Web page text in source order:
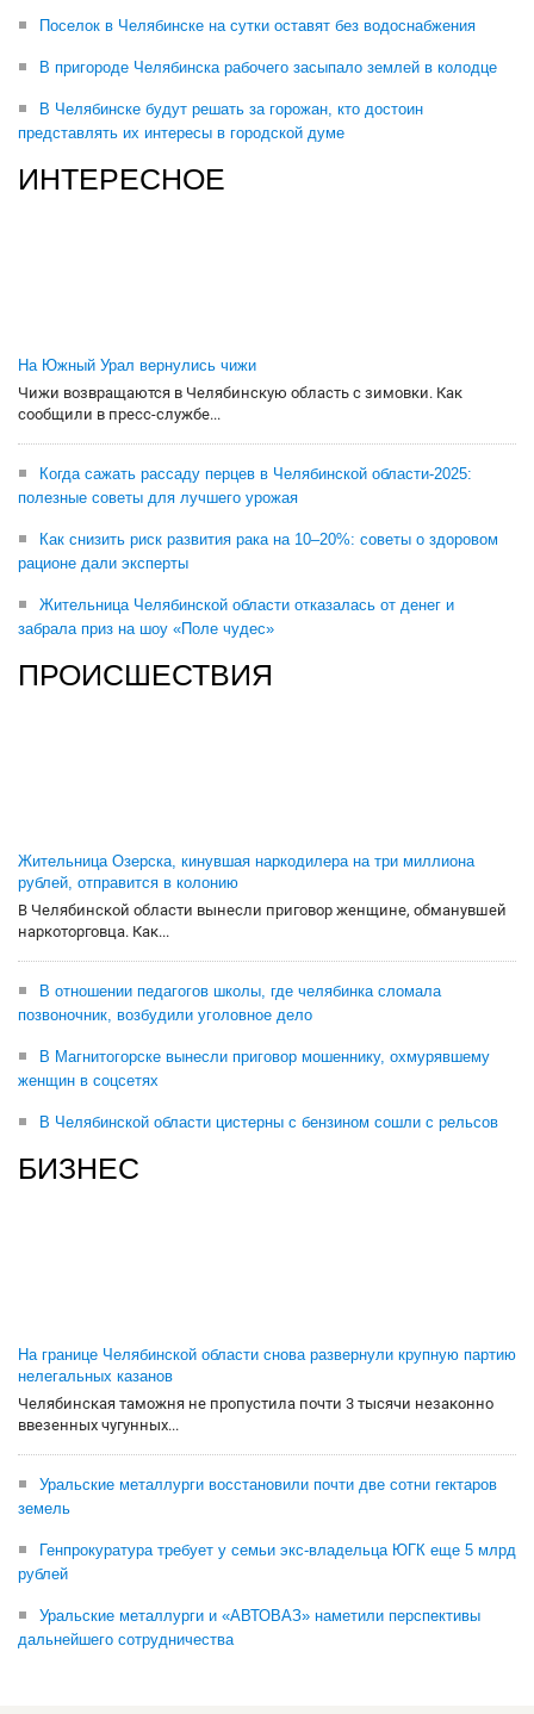
Поселок в Челябинске на сутки оставят без водоснабжения
В пригороде Челябинска рабочего засыпало землей в колодце
В Челябинске будут решать за горожан, кто достоин
представлять их интересы в городской думе
ИНТЕРЕСНОЕ
На Южный Урал вернулись чижи
Чижи возвращаются в Челябинскую область с зимовки. Как
сообщили в пресс-службе...
Когда сажать рассаду перцев в Челябинской области-2025:
полезные советы для лучшего урожая
Как снизить риск развития рака на 10–20%: советы о здоровом
рационе дали эксперты
Жительница Челябинской области отказалась от денег и
забрала приз на шоу «Поле чудес»
ПРОИСШЕСТВИЯ
Жительница Озерска, кинувшая наркодилера на три миллиона
рублей, отправится в колонию
В Челябинской области вынесли приговор женщине, обманувшей
наркоторговца. Как...
В отношении педагогов школы, где челябинка сломала
позвоночник, возбудили уголовное дело
В Магнитогорске вынесли приговор мошеннику, охмурявшему
женщин в соцсетях
В Челябинской области цистерны с бензином сошли с рельсов
БИЗНЕС
На границе Челябинской области снова развернули крупную партию
нелегальных казанов
Челябинская таможня не пропустила почти 3 тысячи незаконно
ввезенных чугунных...
Уральские металлурги восстановили почти две сотни гектаров
земель
Генпрокуратура требует у семьи экс-владельца ЮГК еще 5 млрд
рублей
Уральские металлурги и «АВТОВАЗ» наметили перспективы
дальнейшего сотрудничества